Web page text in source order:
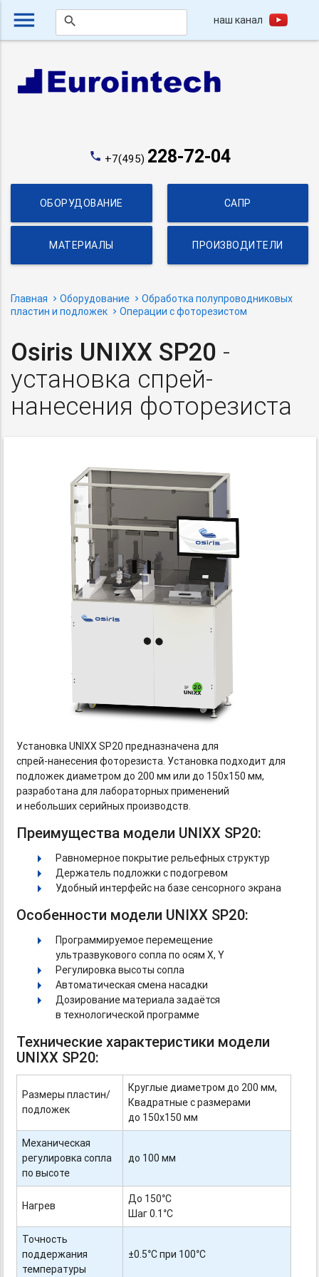
menu search наш канал
phone +7(495) 228-72-04
ОБОРУДОВАНИЕ САПР
МАТЕРИАЛЫ ПРОИЗВОДИТЕЛИ
Главная Оборудование
Обработка полупроводниковых
пластин и подложек
Операции с фоторезистом
Osiris UNIXX SP20 -
установка спрей-
нанесения фоторезиста
Установка UNIXX SP20 предназначена для
спрей-нанесения фоторезиста. Установка подходит для
подложек диаметром до 200 мм или до 150х150 мм,
разработана для лабораторных применений
и небольших серийных производств.
Преимущества модели UNIXX SP20:
Равномерное покрытие рельефных структур
Держатель подложки с подогревом
Удобный интерфейс на базе сенсорного экрана
Особенности модели UNIXX SP20:
Программируемое перемещение
ультразвукового сопла по осям X, Y
Регулировка высоты сопла
Автоматическая смена насадки
Дозирование материала задаётся
в технологической программе
Технические характеристики модели
UNIXX SP20:
Размеры пластин/
подложек
Круглые диаметром до 200 мм,
Квадратные с размерами
до 150х150 мм
Механическая
регулировка сопла
по высоте
до 100 мм
Нагрев
До 150°С
Шаг 0.1°С
Точность
поддержания
температуры
±0.5°С при 100°С